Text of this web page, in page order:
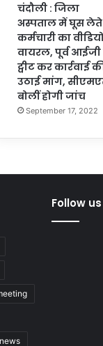
चंदौली : जिला
अस्पताल में घूस लेते
कर्मचारी का
वायरल, पूर्व
ट्वीट कर कार्रवाई
उठाई मांग,
बोलीं होगी जांच
September 17, 2022
Follow us